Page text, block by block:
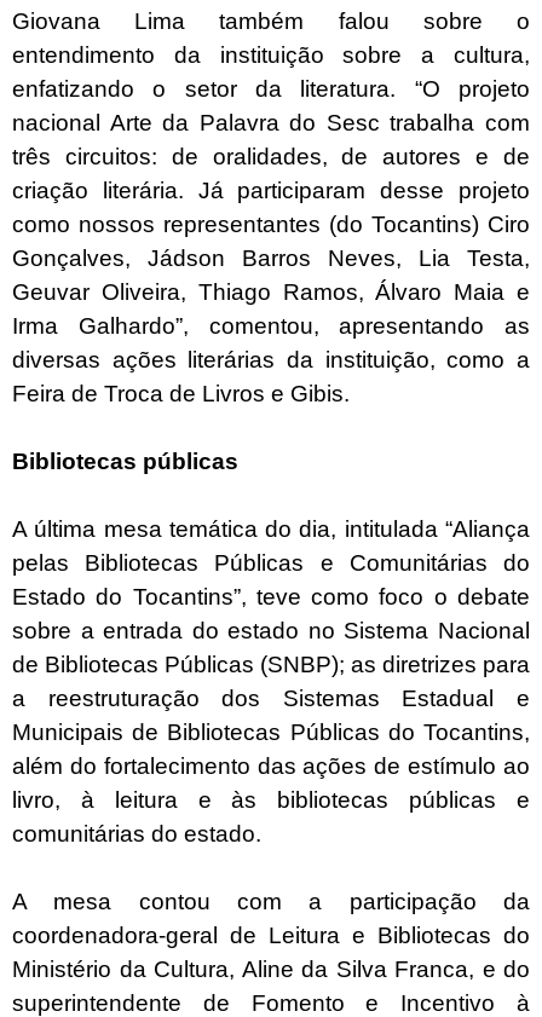
Giovana Lima também falou sobre o
entendimento da instituição sobre a cultura,
enfatizando o setor da literatura. “O projeto
nacional Arte da Palavra do Sesc trabalha com
três circuitos: de oralidades, de autores e de
criação literária. Já participaram desse projeto
como nossos representantes (do Tocantins) Ciro
Gonçalves, Jádson Barros Neves, Lia Testa,
Geuvar Oliveira, Thiago Ramos, Álvaro Maia e
Irma Galhardo”, comentou, apresentando as
diversas ações literárias da instituição, como a
Feira de Troca de Livros e Gibis.
Bibliotecas públicas
A última mesa temática do dia, intitulada “Aliança
pelas Bibliotecas Públicas e Comunitárias do
Estado do Tocantins”, teve como foco o debate
sobre a entrada do estado no Sistema Nacional
de Bibliotecas Públicas (SNBP); as diretrizes para
a reestruturação dos Sistemas Estadual e
Municipais de Bibliotecas Públicas do Tocantins,
além do fortalecimento das ações de estímulo ao
livro, à leitura e às bibliotecas públicas e
comunitárias do estado.
A mesa contou com a participação da
coordenadora-geral de Leitura e Bibliotecas do
Ministério da Cultura, Aline da Silva Franca, e do
superintendente de Fomento e Incentivo à